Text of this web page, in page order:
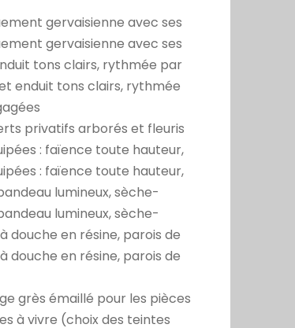
gervaisienne avec ses
gervaisienne avec ses
tons clairs, rythmée par
enduit tons clairs, rythmée
privatifs arborés et fleuris
: faïence toute hauteur,
: faïence toute hauteur,
lumineux, sèche-
lumineux, sèche-
douche en résine, parois de
douche en résine, parois de
grès émaillé pour les pièces
à vivre (choix des teintes